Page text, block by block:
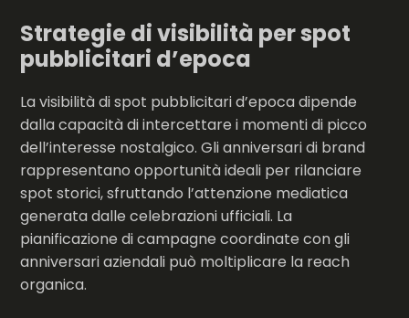
Strategie di visibilità per spot
pubblicitari d’epoca
La visibilità di spot pubblicitari d’epoca dipende
dalla capacità di intercettare i momenti di picco
dell’interesse nostalgico. Gli anniversari di brand
rappresentano opportunità ideali per rilanciare
spot storici, sfruttando l’attenzione mediatica
generata dalle celebrazioni ufficiali. La
pianificazione di campagne coordinate con gli
anniversari aziendali può moltiplicare la reach
organica.